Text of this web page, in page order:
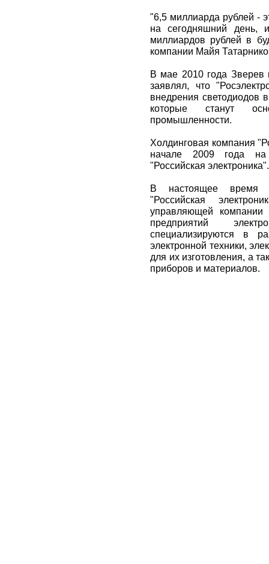
"6,5 миллиарда рублей -
на сегодняшний день,
миллиардов рублей в
компании Майя
В мае 2010 года
заявлял, что
внедрения светодиодов
которые станут
промышленности.
Холдинговая компания
начале 2009 года на
"Российская электроника".
В настоящее время
"Российская
управляющей компании
предприятий
специализируются в
электронной техники,
для их изготовления, а
приборов и материалов.